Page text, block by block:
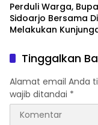
Perduli Warga,
Sidoarjo Bersama
Melakukan
Tinggalkan
Alamat email Anda
wajib ditandai *